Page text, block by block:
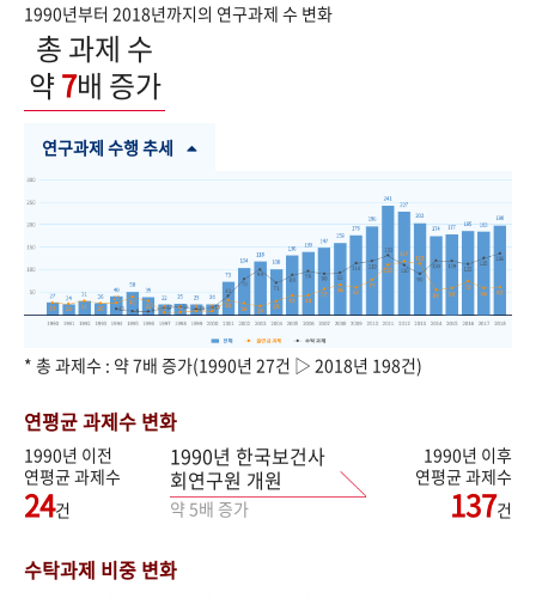
1990년부터 2018년까지의 연구과제 수 변화
총 과제 수
약7배 증가
연구과제 수행 추세
* 총 과제수 : 약 7배 증가(1990년 27건 ▷ 2018년 198건)
연평균 과제수 변화
1990년 이전
연평균 과제수
24건
1990년 한국보건사
회연구원 개원
약 5배 증가
1990년 이후
연평균 과제수
137건
수탁과제 비중 변화